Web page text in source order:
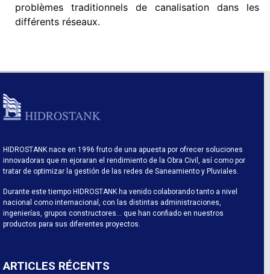
problèmes traditionnels de canalisation dans les
différents réseaux.
HIDROSTANK nace en 1996 fruto de una apuesta por ofrecer soluciones
innovadoras que m ejoraran el rendimiento de la Obra Civil, así como por
tratar de optimizar la gestión de las redes de Saneamiento y Pluviales.
Durante este tiempo HIDROSTANK ha venido colaborando tanto a nivel
nacional como internacional, con las distintas administraciones,
ingenierías, grupos constructores… que han confiado en nuestros
productos para sus diferentes proyectos.
ARTICLES RÉCENTS